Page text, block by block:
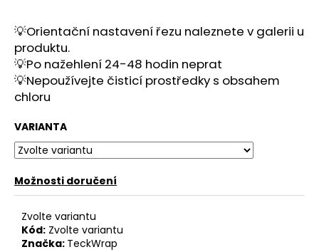
💡Orientační nastavení řezu naleznete v galerii u
produktu.
💡Po nažehlení 24-48 hodin neprat
💡Nepoužívejte čisticí prostředky s obsahem
chloru
VARIANTA
Možnosti doručení
Zvolte variantu
Kód: Zvolte variantu
Značka: TeckWrap